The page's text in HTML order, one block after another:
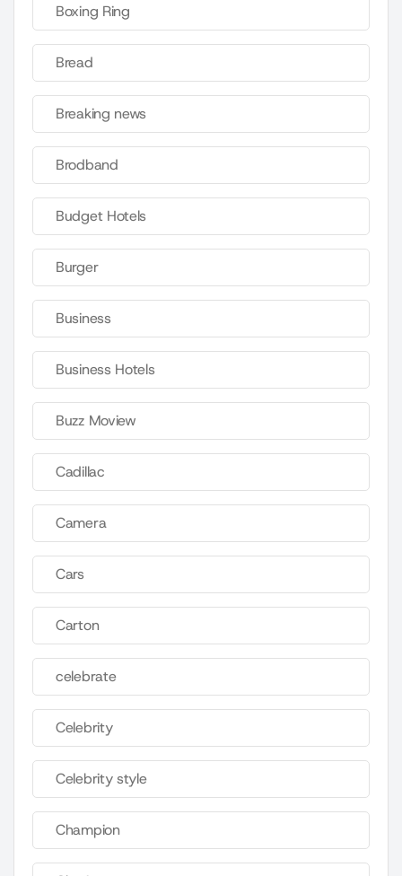
Boxing Ring
Bread
Breaking news
Brodband
Budget Hotels
Burger
Business
Business Hotels
Buzz Moview
Cadillac
Camera
Cars
Carton
celebrate
Celebrity
Celebrity style
Champion